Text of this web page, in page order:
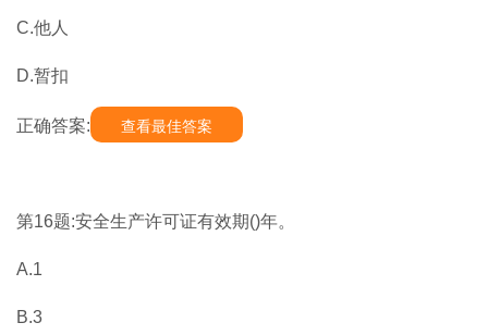
C.他人
D.暂扣
正确答案: 查看最佳答案
第16题:安全生产许可证有效期()年。
A.1
B.3